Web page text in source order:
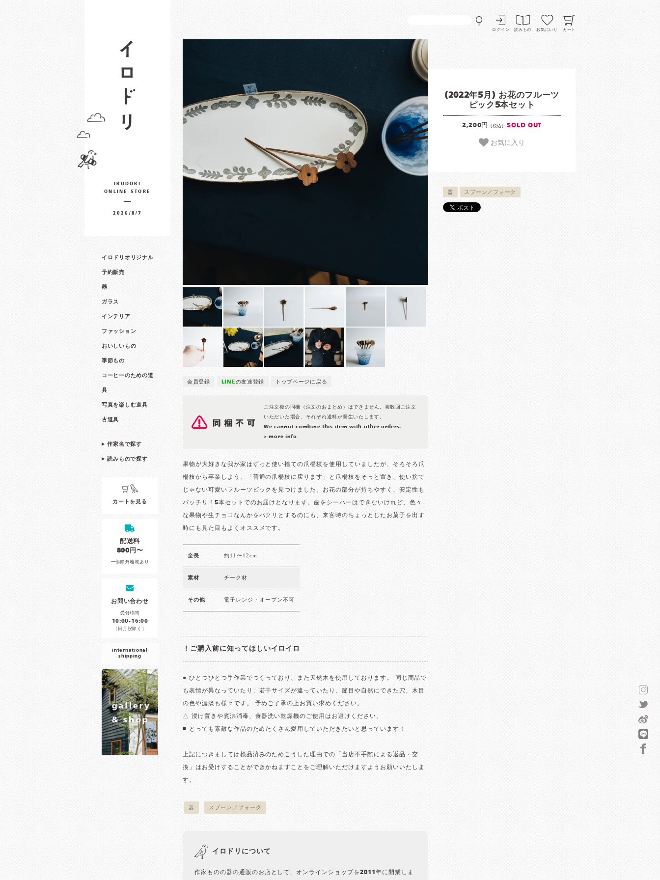
ログイン 読みもの お気にいり カート
IRODORI
ONLINE STORE
2026/8/7
イロドリオリジナル
予約販売
器
ガラス
インテリア
ファッション
おいしいもの
季節もの
コーヒーのための道
具
写真を楽しむ道具
古道具
作家名で探す
読みもので探す
カートを見る
配送料
800円〜
一部除外地域あり
お問い合わせ
受付時間
10:00-16:00
［日月祝除く］
international
shipping
会員登録 LINEの友達登録 トップページに戻る
ご注文後の同梱（注文のおまとめ）はできません。複数回ご注文
いただいた場合、それぞれ送料が発生いたします。
We cannot combine this item with other orders.
> more info
(2022年5月) お花のフルーツ
ピック5本セット
2,200円 [税込] SOLD OUT
お気に入り
器 スプーン／フォーク
果物が大好きな我が家はずっと使い捨ての爪楊枝を使用していましたが、そろそろ爪
楊枝から卒業しよう、「普通の爪楊枝に戻ります」と爪楊枝をそっと置き、使い捨て
じゃない可愛いフルーツピックを見つけました。お花の部分が持ちやすく、安定性も
バッチリ！5本セットでのお届けとなります。歯をシーハーはできないけれど、色々
な果物や生チョコなんかをパクリとするのにも、来客時のちょっとしたお菓子を出す
時にも見た目もよくオススメです。
全長 約11〜12cm
素材 チーク材
その他 電子レンジ・オーブン不可
！ご購入前に知ってほしいイロイロ
● ひとつひとつ手作業でつくっており、また天然木を使用しております。 同じ商品で
も表情が異なっていたり、若干サイズが違っていたり、節目や自然にできた穴、木目
の色や濃淡も様々です。 予めご了承の上お買い求めください。
△ 浸け置きや煮沸消毒、食器洗い乾燥機のご使用はお避けください。
■ とっても素敵な作品のためたくさん愛用していただきたいと思っています！
上記につきましては検品済みのためこうした理由での「当店不手際による返品・交
換」はお受けすることができかねますことをご理解いただけますようお願いいたしま
す。
器 スプーン／フォーク
イロドリについて
作家ものの器の通販のお店として、オンラインショップを2011年に開業しま